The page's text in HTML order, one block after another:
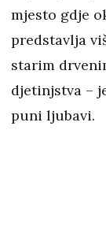
mjesto gdje
predstavlja
starim
djetinjstva –
puni ljubavi.